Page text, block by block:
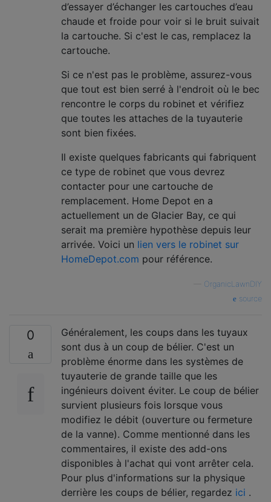
d’essayer d’échanger les cartouches d’eau
chaude et froide pour voir si le bruit suivait
la cartouche. Si c'est le cas, remplacez la
cartouche.
Si ce n'est pas le problème, assurez-vous
que tout est bien serré à l'endroit où le bec
rencontre le corps du robinet et vérifiez
que toutes les attaches de la tuyauterie
sont bien fixées.
Il existe quelques fabricants qui fabriquent
ce type de robinet que vous devrez
contacter pour une cartouche de
remplacement. Home Depot en a
actuellement un de Glacier Bay, ce qui
serait ma première hypothèse depuis leur
arrivée. Voici un lien vers le robinet sur
HomeDepot.com pour référence.
OrganicLawnDIY
source
0
Généralement, les coups dans les tuyaux
sont dus à un coup de bélier. C'est un
problème énorme dans les systèmes de
tuyauterie de grande taille que les
ingénieurs doivent éviter. Le coup de bélier
survient plusieurs fois lorsque vous
modifiez le débit (ouverture ou fermeture
de la vanne). Comme mentionné dans les
commentaires, il existe des add-ons
disponibles à l'achat qui vont arrêter cela.
Pour plus d'informations sur la physique
derrière les coups de bélier, regardez ici .